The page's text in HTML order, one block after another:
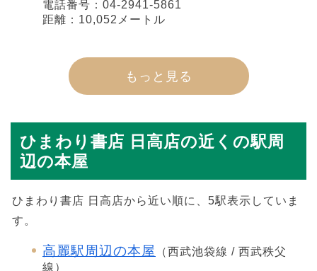
電話番号：04-2941-5861
距離：10,052メートル
もっと見る
ひまわり書店 日高店の近くの駅周
辺の本屋
ひまわり書店 日高店から近い順に、5駅表示していま
す。
高麗駅周辺の本屋
（西武池袋線 / 西武秩父
線）